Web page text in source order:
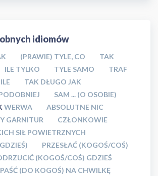
idiomów
(PRAWIE) TYLE, CO
TAK
ILE TYLKO TYLE SAMO
TRAF
TAK DŁUGO JAK
SAM ... (O OSOBIE)
WERWA
ABSOLUTNE NIC
GARNITUR
CZŁONKOWIE
SIŁ POWIETRZNYCH
PRZESŁAĆ (KOGOŚ/COŚ)
(KOGOŚ/COŚ) GDZIEŚ
(DO KOGOŚ) NA CHWILKĘ